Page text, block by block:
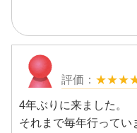
4年ぶりに来ました。
それまで毎年行ってい